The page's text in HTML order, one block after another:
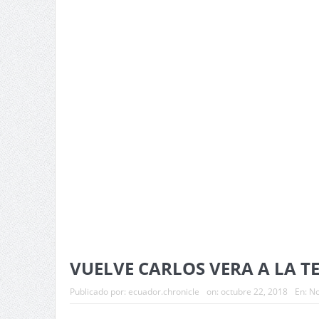
VUELVE CARLOS VERA A LA
Publicado por: ecuador.chronicle on: octubre 22, 2018 En: